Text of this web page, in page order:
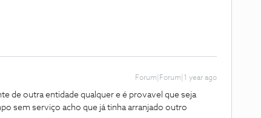
Forum|Forum|1 year ago
de outra entidade qualquer e é provavel que seja
sem serviço acho que já tinha arranjado outro